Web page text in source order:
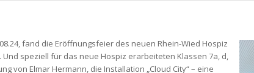
fand die Eröffnungsfeier des neuen Rhein-Wied Hospiz
Und speziell für das neue Hospiz erarbeiteten Klassen 7a, d,
von Elmar Hermann, die Installation „Cloud City“ – eine